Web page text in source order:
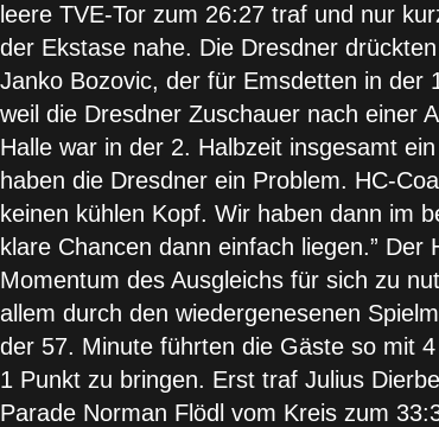
leere TVE-Tor zum 26:27 traf und nur
der Ekstase nahe. Die Dresdner
Janko Bozovic, der für Emsdetten in der
weil die Dresdner Zuschauer nach einer
Halle war in der 2. Halbzeit insgesamt
haben die Dresdner ein Problem. HC-
keinen kühlen Kopf. Wir haben dann im
klare Chancen dann einfach liegen.”
Momentum des Ausgleichs für sich zu
allem durch den wiedergenesenen
der 57. Minute führten die Gäste so mit
1 Punkt zu bringen. Erst traf Julius
Parade Norman Flödl vom Kreis zum